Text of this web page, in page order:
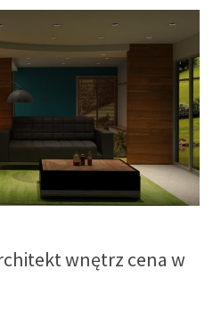
wnętrz cena w